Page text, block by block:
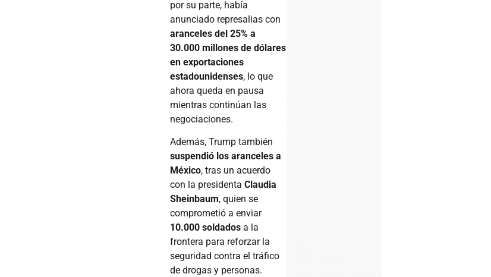
por su parte, había
anunciado represalias con
aranceles del 25% a
30.000 millones de dólares
en exportaciones
estadounidenses, lo que
ahora queda en pausa
mientras continúan las
negociaciones.
Además, Trump también
suspendió los aranceles a
México, tras un acuerdo
con la presidentaClaudia
Sheinbaum, quien se
comprometió a enviar
10.000 soldados a la
frontera para reforzar la
seguridad contra el tráfico
de drogas y personas.